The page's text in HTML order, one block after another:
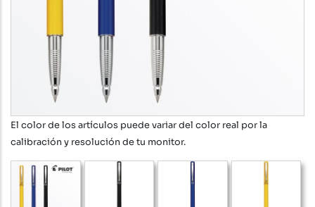
El color de los artículos puede variar del color real por la
calibración y resolución de tu monitor.